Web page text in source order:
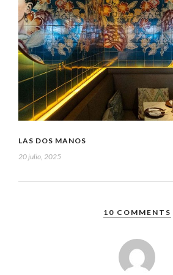
LAS DOS MANOS
20 julio, 2025
10 COMMENTS